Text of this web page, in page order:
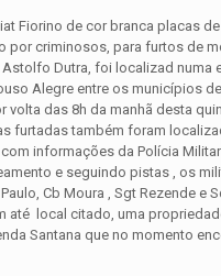
Fiorino de cor branca placas
por criminosos, para furtos de
Dutra, foi localizad numa
Alegre entre os municípios
volta das 8h da manhã desta
furtadas também foram
informações da Polícia
e seguindo pistas , os
Cb Moura , Sgt Rezende e
até local citado, uma
Santana que no momento